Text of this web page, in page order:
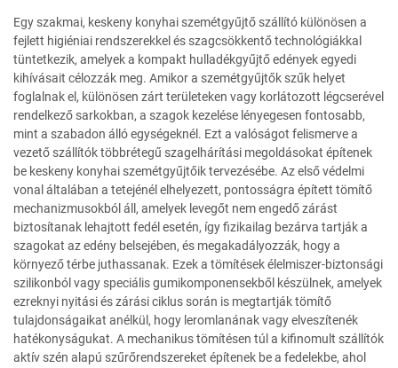
Egy szakmai, keskeny konyhai szemétgyűjtő szállító különösen a
fejlett higiéniai rendszerekkel és szagcsökkentő technológiákkal
tüntetkezik, amelyek a kompakt hulladékgyűjtő edények egyedi
kihívásait célozzák meg. Amikor a szemétgyűjtők szűk helyet
foglalnak el, különösen zárt területeken vagy korlátozott légcserével
rendelkező sarkokban, a szagok kezelése lényegesen fontosabb,
mint a szabadon álló egységeknél. Ezt a valóságot felismerve a
vezető szállítók többrétegű szagelhárítási megoldásokat építenek
be keskeny konyhai szemétgyűjtőik tervezésébe. Az első védelmi
vonal általában a tetejénél elhelyezett, pontosságra épített tömítő
mechanizmusokból áll, amelyek levegőt nem engedő zárást
biztosítanak lehajtott fedél esetén, így fizikailag bezárva tartják a
szagokat az edény belsejében, és megakadályozzák, hogy a
környező térbe juthassanak. Ezek a tömítések élelmiszer-biztonsági
szilikonból vagy speciális gumikomponensekből készülnek, amelyek
ezreknyi nyitási és zárási ciklus során is megtartják tömítő
tulajdonságaikat anélkül, hogy leromlanának vagy elveszítenék
hatékonyságukat. A mechanikus tömítésen túl a kifinomult szállítók
aktív szén alapú szűrőrendszereket építenek be a fedelekbe, ahol